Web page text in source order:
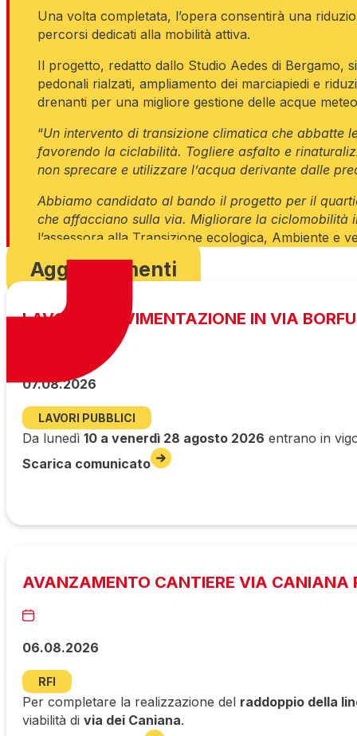
Una volta completata, l’opera consentirà una
percorsi dedicati alla mobilità attiva.
Il progetto, redatto dallo Studio Aedes di Bergamo,
pedonali rialzati, ampliamento dei marciapiedi e
drenanti per una migliore gestione delle acque
“Un intervento di transizione climatica che abbatte
favorendo la ciclabilità. Togliere asfalto e
non sprecare e utilizzare l’acqua derivante dalle
Abbiamo candidato al bando il progetto per il
che affacciano sulla via. Migliorare la ciclomobilità
l’assessora alla Transizione ecologica, Ambiente e
Aggiornamenti
LAVORI DI PAVIMENTAZIONE IN VIA
07.08.2026
LAVORI PUBBLICI
Da lunedì 10 a venerdì 28 agosto 2026 entrano in
Scarica comunicato
AVANZAMENTO CANTIERE VIA CANIANA
06.08.2026
RFI
Per completare la realizzazione del raddoppio della
viabilità di via dei Caniana.